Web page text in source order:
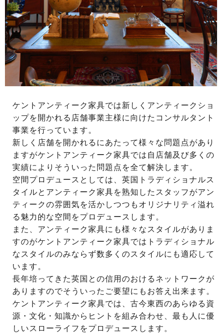
ケントアンティーク家具では新しくアンティークショ
ップを開かれる店舗事業主様に向けたコンサルタント
事業を行っています。
新しく店舗を開かれるにあたって様々な問題点があり
ますがケントアンティーク家具では自店舗及び多くの
実績によりそういった問題点を全て解決します。
空間プロデュースとしては、英国トラディショナルス
タイルとアンティーク家具を熟知したスタッフがアン
ティークの雰囲気を活かしつつもオリジナリティ溢れ
る魅力的な空間をプロデュースします。
また、アンティーク家具にも様々なスタイルがありま
すのがケントアンティーク家具ではトラディショナル
なスタイルのみならず数多くのスタイルにも適応して
います。
長年培ってきた英国との信用のおけるネットワークが
ありますのでそういったご要望にもお答え出来ます。
ケントアンティーク家具では、古今東西のあらゆる資
源・文化・知識からヒントを組み合わせ、最も人に優
しいスローライフをプロデュースします。